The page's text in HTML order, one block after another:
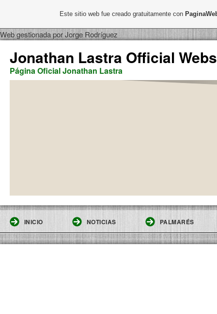
Web gestionada por Jorge Rodríguez
Jonathan Lastra Official
Página Oficial Jonathan Lastra
INICIO NOTICIAS PALMARÉS
Este sitio web fue creado gratuitamente con